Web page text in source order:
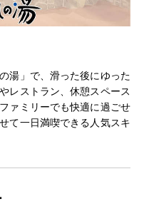
湯」で、滑った後にゆった
レストラン、休憩スペース
ァミリーでも快適に過ごせ
て一日満喫できる人気スキ